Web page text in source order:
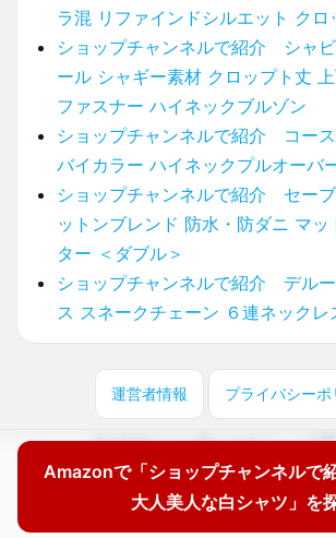
ラ混 リファインドシルエット クロ
ショップチャンネルで紹介 シャ
ール シャギー素材 クロップト丈
ファスナー ハイネックブルゾン
ショップチャンネルで紹介 コー
バイカラー ハイネックプルオーバ
ショップチャンネルで紹介 セー
ットンブレンド 防水・防ダニ マッ
ター ＜ダブル＞
ショップチャンネルで紹介 デル
ス スネークチェーン ６連ネックレ
Amazonで「ショップチャンネルで
大人美人な白シャツ」を
運営者情報 プライバシーポ
© 2025 どこに売ってる？ここで